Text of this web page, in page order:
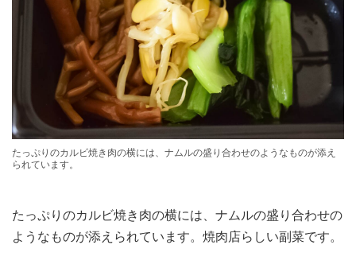
たっぷりのカルビ焼き肉の横には、ナムルの盛り合わせのようなものが添え
られています。
たっぷりのカルビ焼き肉の横には、ナムルの盛り合わせの
ようなものが添えられています。焼肉店らしい副菜です。